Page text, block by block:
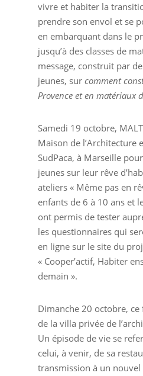
vivre et habiter la
prendre son envol et se
en embarquant dans le
jusqu’à des classes de
message, construit par
jeunes, sur comment
Provence et en matériaux
Samedi 19 octobre,
Maison de l’Architecture
SudPaca, à Marseille
jeunes sur leur rêve
ateliers « Même pas en
enfants de 6 à 10 ans et
ont permis de tester
les questionnaires qui
en ligne sur le site du
« Cooper’actif, Habiter
demain ».
Dimanche 20 octobre,
de la villa privée de
Un épisode de vie se
celui, à venir, de sa
transmission à un nouvel